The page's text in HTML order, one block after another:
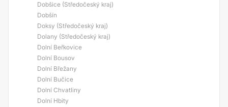
Dobšice (Středočeský kraj)
Dobšín
Doksy (Středočeský kraj)
Dolany (Středočeský kraj)
Dolní Beřkovice
Dolní Bousov
Dolní Břežany
Dolní Bučice
Dolní Chvatliny
Dolní Hbity